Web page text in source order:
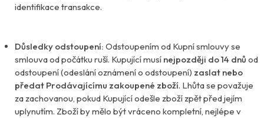
identifikace transakce.
Důsledky odstoupení: Odstoupením od Kupní smlouvy se
smlouva od počátku ruší. Kupující musí nejpozději do 14 dnů od
odstoupení (odeslání oznámení o odstoupení) zaslat nebo
předat Prodávajícímu zakoupené zboží. Lhůta se považuje
za zachovanou, pokud Kupující odešle zboží zpět před jejím
uplynutím. Zboží by mělo být vráceno kompletní, nejlépe v